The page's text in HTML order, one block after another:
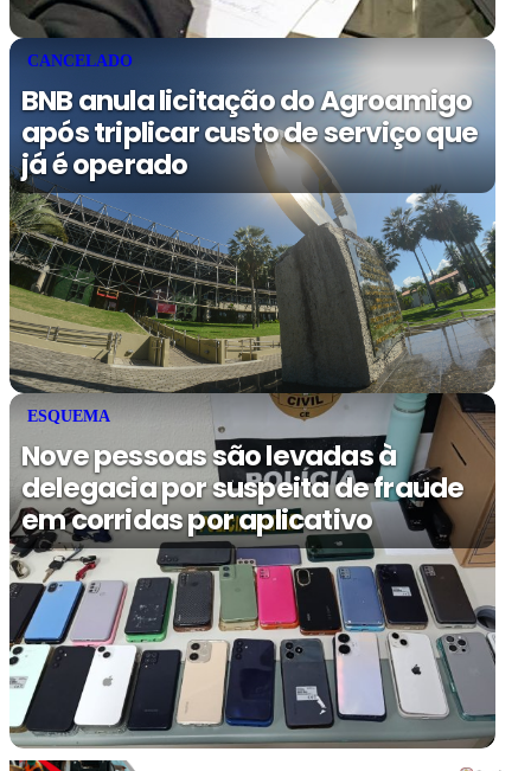
CANCELADO
BNB anula licitação do Agroamigo
após triplicar custo de serviço que
já é operado
ESQUEMA
Nove pessoas são levadas à
delegacia por suspeita de fraude
em corridas por aplicativo